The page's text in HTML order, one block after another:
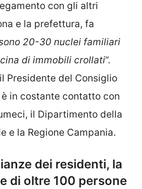
con gli altri
e la prefettura, fa
20-30 nuclei familiari
di immobili crollati“.
Presidente del Consiglio
è in costante contatto con
il Dipartimento della
e la Regione Campania.
dei residenti, la
di oltre 100 persone